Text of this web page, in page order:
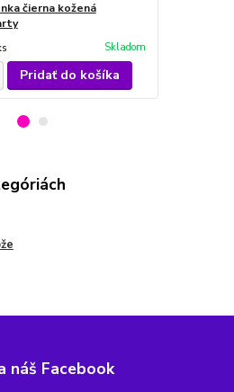
čierna kožená
Skladom
Pridať do košíka
náš Facebook